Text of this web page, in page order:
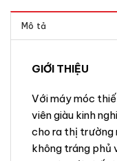
Mô tả
GIỚI THIỆU
Với máy móc
viên giàu kinh
cho ra thị trường
không tráng